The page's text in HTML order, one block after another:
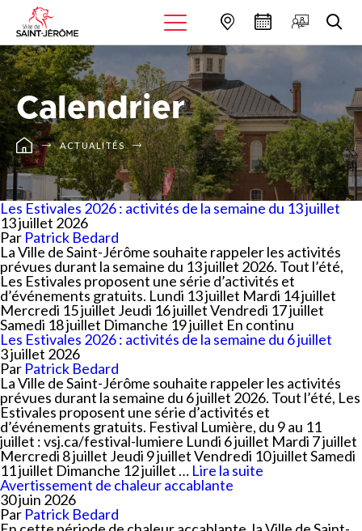
Calendrier
ACTUALITÉS
Les Estivales 2026 : activités de la semaine du 13 juillet
13 juillet 2026
Par Patrick Bedard
La Ville de Saint-Jérôme souhaite rappeler les activités
prévues durant la semaine du 13 juillet 2026. Tout l’été,
Les Estivales proposent une série d’activités et
d’événements gratuits. Lundi 13 juillet Mardi 14 juillet
Mercredi 15 juillet Jeudi 16 juillet Vendredi 17 juillet
Samedi 18 juillet Dimanche 19 juillet En continu
Les Estivales 2026 : activités de la semaine du 6 juillet
3 juillet 2026
Par Patrick Bedard
La Ville de Saint-Jérôme souhaite rappeler les activités
prévues durant la semaine du 6 juillet 2026. Tout l’été, Les
Estivales proposent une série d’activités et
d’événements gratuits. Festival Lumière, du 9 au 11
juillet : vsj.ca/festival-lumiere Lundi 6 juillet Mardi 7 juillet
Mercredi 8 juillet Jeudi 9 juillet Vendredi 10 juillet Samedi
11 juillet Dimanche 12 juillet … Lire la suite
Avertissement de chaleur accablante
30 juin 2026
Par Patrick Bedard